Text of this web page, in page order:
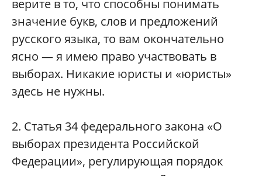
верите в то, что способны понимать
значение букв, слов и предложений
русского языка, то вам окончательно
ясно — я имею право участвовать в
выборах. Никакие юристы и «юристы»
здесь не нужны.
2. Статья 34 федерального закона «О
выборах президента Российской
Федерации», регулирующая порядок